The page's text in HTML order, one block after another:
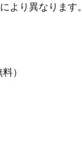
より異なります。
）